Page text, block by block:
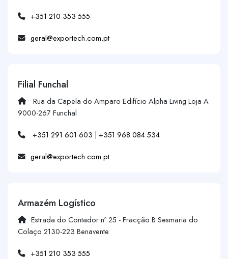
+351 210 353 555
geral@exportech.com.pt
Filial Funchal
Rua da Capela do Amparo Edifício Alpha Living Loja A
9000-267 Funchal
+351 291 601 603 | +351 968 084 534
geral@exportech.com.pt
Armazém Logístico
Estrada do Contador nº 25 - Fracção B Sesmaria do
Colaço 2130-223 Benavente
+351 210 353 555